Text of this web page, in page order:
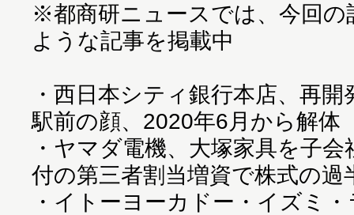
※都商研ニュースでは、今回の
ような記事を掲載中
・ 西日本シティ銀行本店、再開
駅前の顔、2020年6月から解体
・ ヤマダ電機、大塚家具を子
付の第三者割当増資で株式の過
・ イトーヨーカドー・イズミ